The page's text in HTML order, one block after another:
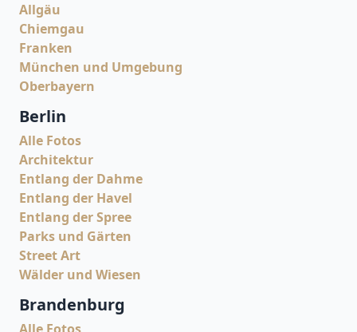
Allgäu
Chiemgau
Franken
München und Umgebung
Oberbayern
Berlin
Alle Fotos
Architektur
Entlang der Dahme
Entlang der Havel
Entlang der Spree
Parks und Gärten
Street Art
Wälder und Wiesen
Brandenburg